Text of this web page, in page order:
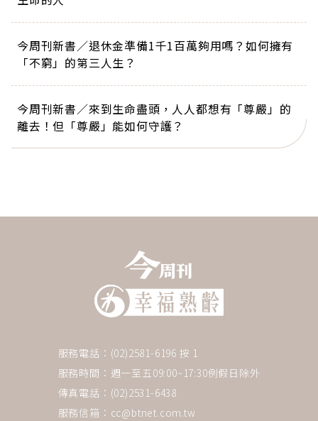
今周刊新書／退休金準備1千1百萬夠用嗎？如何擁有
「不窮」的第三人生？
今周刊新書／來到生命盡頭，人人都想有「尊嚴」的
離去！但「尊嚴」能如何守護？
服務電話：(02)2581-6196 按 1
服務時間：週一至五09:00~17:30例假日除外
傳真電話：(02)2531-6438
服務信箱： cc@btnet.com.tw